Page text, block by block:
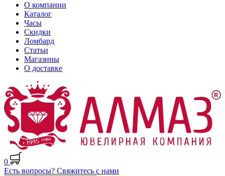
О компании
Каталог
Часы
Скидки
Ломбард
Статьи
Магазины
О доставке
0
Есть вопросы? Свяжитесь с нами